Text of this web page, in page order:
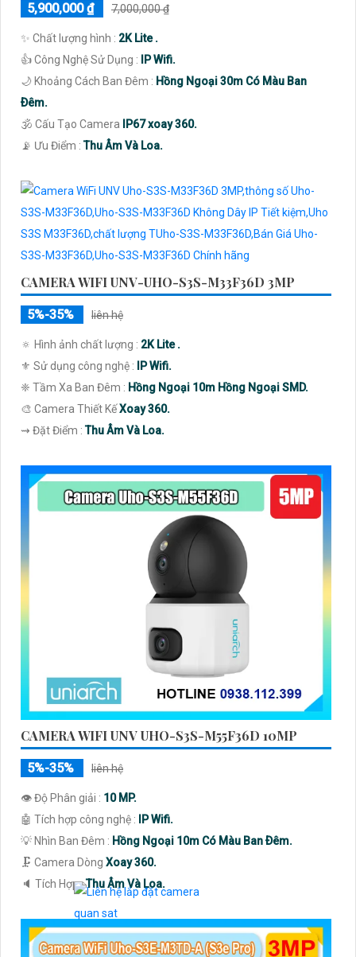
5,900,000 ₫ 7,000,000 ₫
✨ Chất lượng hình : 2K Lite .
👍 Công Nghệ Sử Dụng :
IP Wifi.
🌙 Khoảng Cách Ban Đêm : Hồng Ngoại 30m Có Màu Ban
Ðêm.
🕉️ Cấu Tạo Camera
IP67 xoay 360.
️📡 Ưu Điểm :Thu Âm Và Loa.
CAMERA WIFI UNV-UHO-S3S-M33F36D 3MP
5%-35% liên hệ
🔅 Hình ảnh chất lượng : 2K Lite .
⚜️ Sử dụng công nghệ :
IP Wifi.
❈ Tầm Xa Ban Đêm : Hồng Ngoại 10m Hồng Ngoại SMD.
🎨 Camera Thiết KếXoay 360.
️⇝ Đặt Điểm :Thu Âm Và Loa.
CAMERA WIFI UNV UHO-S3S-M55F36D 10MP
5%-35% liên hệ
👁 Độ Phân giải : 10 MP.
🤖️ Tích hợp công nghệ :
IP Wifi.
💡 Nhìn Ban Đêm : Hồng Ngoại 10m Có Màu Ban Ðêm.
🗜️ Camera Dòng Xoay 360.
️🔈 Tích Hợp :Thu Âm Và Loa.